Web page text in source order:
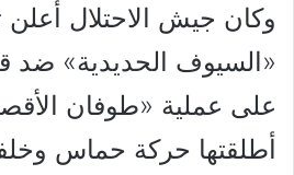
وكان جيش الاحتلال أعلن
«السيوف الحديدية» ضد
على عملية «طوفان
أطلقتها حركة حماس